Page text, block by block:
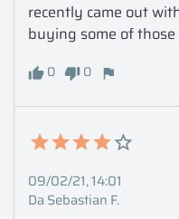
recently came out
buying some of those
0 0
09/02/21, 14:01
Da Sebastian F.